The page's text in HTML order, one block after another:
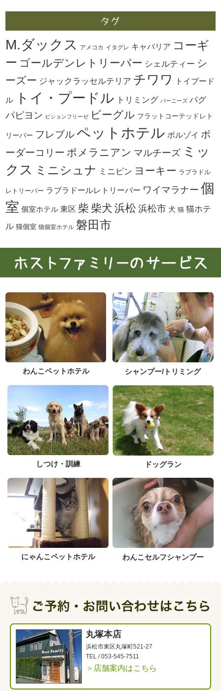
M.ダックス アメコカ イタグレ キャバリア コーギ
ー ゴールデンレトリーバー シェルティー シ
ーズー ジャックラッセルテリア チワワ トイプード
ル トイ・プードル トリミング バーニーズ パグ
パピヨン ビションフリーゼ ビーグル フラットコーテッドレト
リーバー フレブル ペットホテル ボルゾイ ボ
ーダーコリー ポメラニアン マルチーズ ミッ
クス ミニシュナ ミニピン ヨーキー ラブラドル
レトリーバー ラブラドールレトリーバー ワイマラナー 個
室 個室ホテル 東区 柴 柴犬 浜松 浜松市 犬 猫 猫ホテ
ル 猫個室 猫個室ホテル 磐田市
わんこペットホテル シャンプー/トリミング
しつけ・訓練 ドッグラン
にゃんこペットホテル わんこセルフシャンプー
丸塚本店
浜松市東区丸塚町521-27
TEL /053-545-7511
＞店舗案内はこちら